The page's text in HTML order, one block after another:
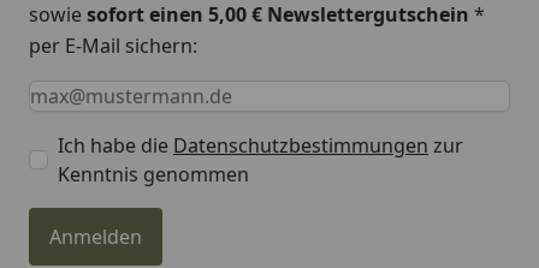
sowiesofort einen 5,00 € Newslettergutschein *
per E-Mail sichern:
Keine Eingabe erforderlich
Eingabe erforderlich
E-Mail *
Ich habe die Datenschutzbestimmungen zur
Kenntnis genommen
Anmelden